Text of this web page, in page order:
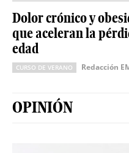
Dolor crónico y
que aceleran la
edad
CURSO DE VERANO Redacción
OPINIÓN